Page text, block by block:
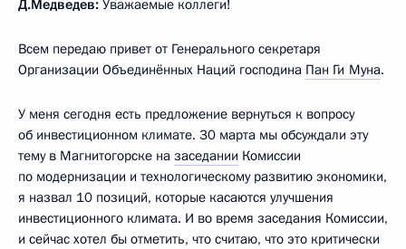
Д.Медведев: Уважаемые коллеги!
Всем передаю привет от Генерального секретаря
Организации Объединённых Наций господина Пан Ги Муна.
У меня сегодня есть предложение вернуться к вопросу
об инвестиционном климате. 30 марта мы обсуждали эту
тему в Магнитогорске на заседании Комиссии
по модернизации и технологическому развитию экономики,
я назвал 10 позиций, которые касаются улучшения
инвестиционного климата. И во время заседания Комиссии,
и сейчас хотел бы отметить, что считаю, что это критически